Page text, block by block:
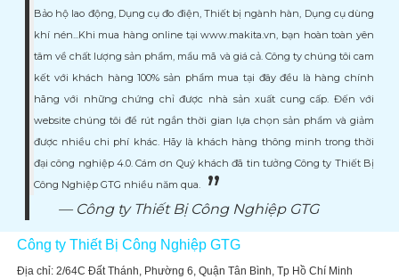
Bảo hộ lao động, Dụng cụ đo điện, Thiết bị ngành hàn, Dụng cụ dùng
khí nén...Khi mua hàng online tại www.makita.vn, bạn hoàn toàn yên
tâm về chất lượng sản phẩm, mẩu mã và giá cả. Công ty chúng tôi cam
kết với khách hàng 100% sản phẩm mua tại đây đều là hàng chính
hãng với những chứng chỉ được nhà sản xuất cung cấp. Đến với
website chúng tôi để rút ngắn thời gian lựa chọn sản phẩm và giảm
được nhiều chi phí khác. Hãy là khách hàng thông minh trong thời
đại công nghiệp 4.0. Cám ơn Quý khách đã tin tưởng Công ty Thiết Bị
Công Nghiệp GTG nhiều năm qua.
Công ty Thiết Bị Công Nghiệp GTG
Công ty Thiết Bị Công Nghiệp GTG
Địa chỉ: 2/64C Đất Thánh, Phường 6, Quận Tân Bình, Tp Hồ Chí Minh